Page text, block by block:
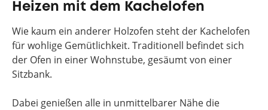
Heizen mit dem Kachelofen
Wie kaum ein anderer Holzofen steht der Kachelofen
für wohlige Gemütlichkeit. Traditionell befindet sich
der Ofen in einer Wohnstube, gesäumt von einer
Sitzbank.
Dabei genießen alle in unmittelbarer Nähe die